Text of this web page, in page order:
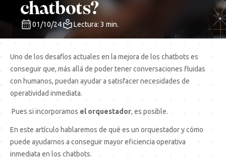
chatbots?
01/10/24 Lectura: 3 min.
Uno de los desafíos actuales en la mejora de los chatbots es
conseguir que, más allá de poder tener conversaciones fluidas
con humanos, puedan ayudar a satisfacer necesidades de
operatividad inmediata.
Pues si incorporamos el orquestador, es posible.
En este artículo hablaremos de qué es un orquestador y cómo
puede ayudarnos a conseguir mayor eficiencia operativa
inmediata en los chatbots.